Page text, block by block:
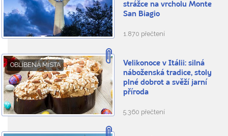
strážce na vrcholu Monte
San Biagio
1.870 přečtení
OBLÍBENÁ MÍSTA
Velikonoce v Itálii: silná
náboženská tradice, stoly
plné dobrot a svěží jarní
příroda
5.360 přečtení